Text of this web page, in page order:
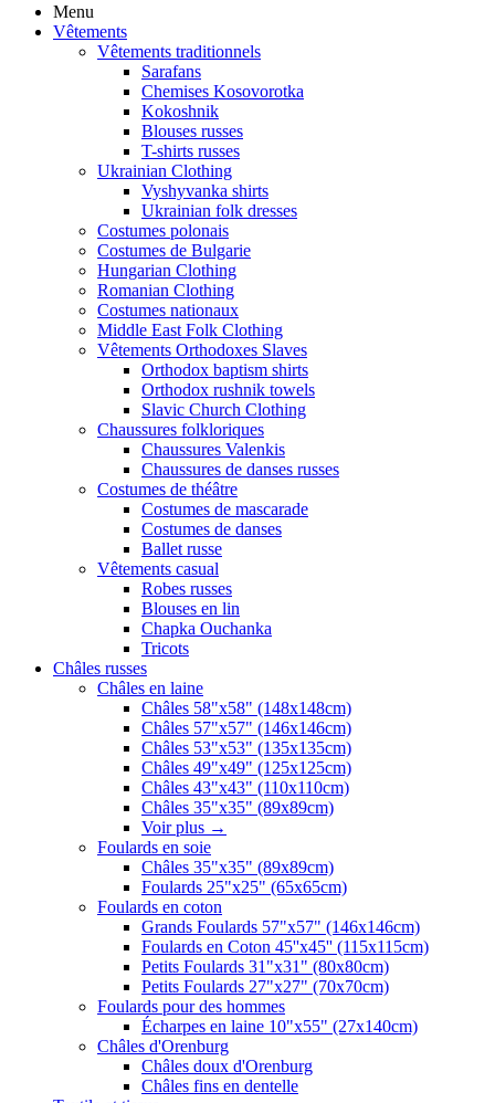
Menu
Vêtements
Vêtements traditionnels
Sarafans
Chemises Kosovorotka
Kokoshnik
Blouses russes
T-shirts russes
Ukrainian Clothing
Vyshyvanka shirts
Ukrainian folk dresses
Costumes polonais
Costumes de Bulgarie
Hungarian Clothing
Romanian Clothing
Costumes nationaux
Middle East Folk Clothing
Vêtements Orthodoxes Slaves
Orthodox baptism shirts
Orthodox rushnik towels
Slavic Church Clothing
Chaussures folkloriques
Chaussures Valenkis
Chaussures de danses russes
Costumes de théâtre
Costumes de mascarade
Costumes de danses
Ballet russe
Vêtements casual
Robes russes
Blouses en lin
Chapka Ouchanka
Tricots
Châles russes
Châles en laine
Châles 58"x58" (148x148cm)
Châles 57"x57" (146x146cm)
Châles 53"x53" (135x135cm)
Châles 49"x49" (125x125cm)
Châles 43"x43" (110x110cm)
Châles 35"x35" (89x89cm)
Voir plus →
Foulards en soie
Châles 35"x35" (89x89cm)
Foulards 25"x25" (65x65cm)
Foulards en coton
Grands Foulards 57"x57" (146x146cm)
Foulards en Coton 45''x45'' (115x115cm)
Petits Foulards 31"x31" (80x80cm)
Petits Foulards 27"x27" (70x70cm)
Foulards pour des hommes
Écharpes en laine 10"x55" (27x140cm)
Châles d'Orenburg
Châles doux d'Orenburg
Châles fins en dentelle